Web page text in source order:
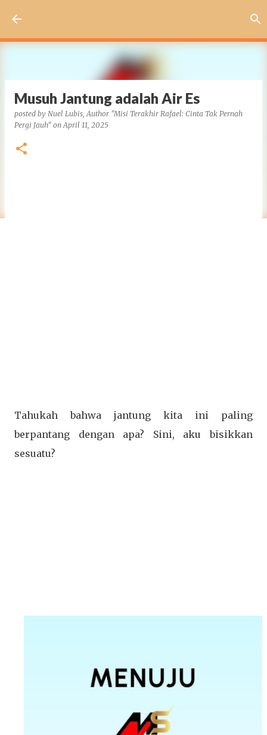
Musuh Jantung adalah Air Es
posted by Nuel Lubis, Author "Misi Terakhir Rafael: Cinta Tak Pernah
Pergi Jauh" onApril 11, 2025
Tahukah bahwa jantung kita ini paling
berpantang dengan apa? Sini, aku bisikkan
sesuatu?